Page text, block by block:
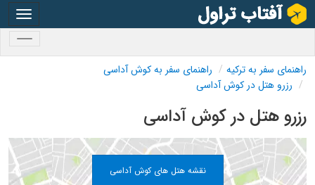
راهنمای سفر به ترکیه
راهنمای سفر به کوش آداسی
رزرو هتل در کوش آداسی
رزرو هتل در کوش آداسی
نقشه هتل های کوش آداسی